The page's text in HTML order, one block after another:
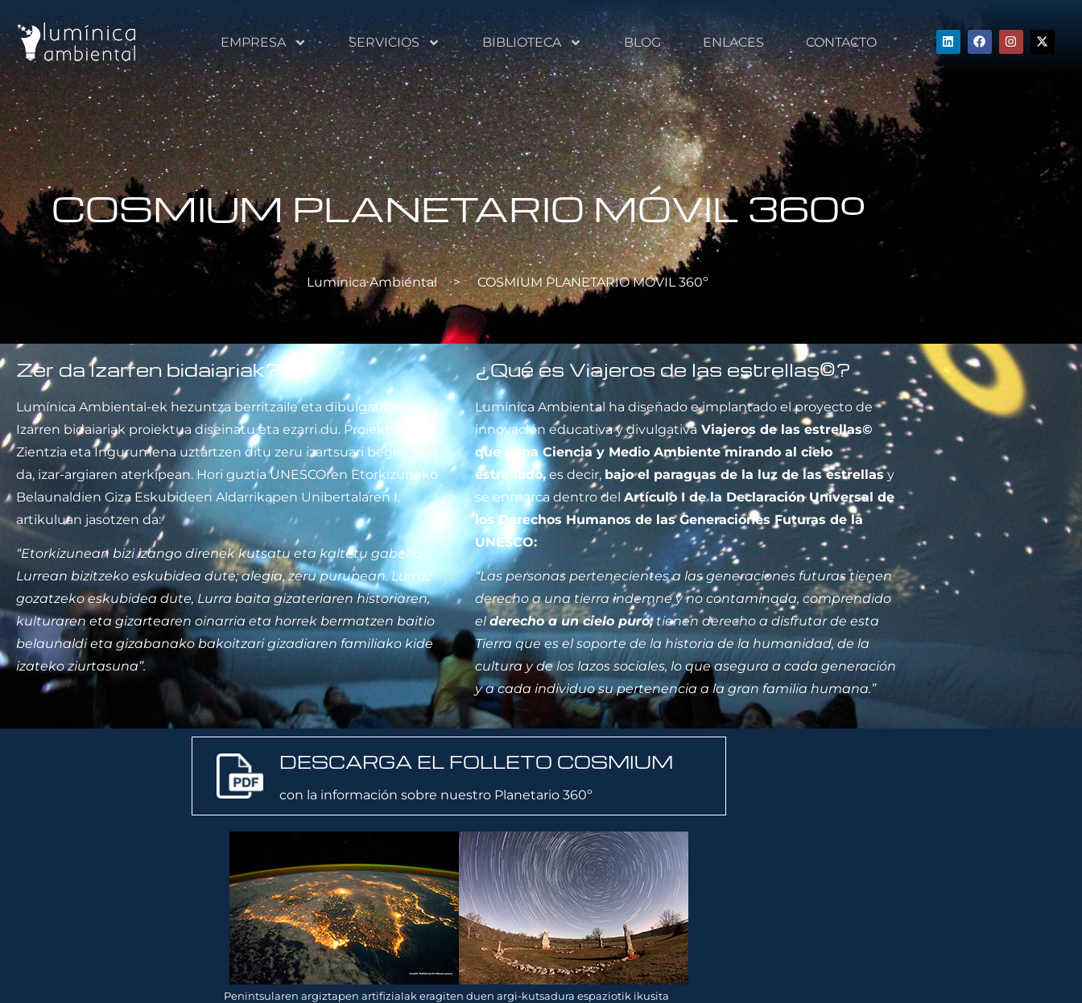
EMPRESA SERVICIOS BIBLIOTECA BLOG ENLACES CONTACTO
COSMIUM PLANETARIO MÓVIL 360º
Lumínica Ambiental > COSMIUM PLANETARIO MÓVIL 360º
Zer da Izarren bidaiariak?
Lumínica Ambiental-ek hezuntza berritzaile eta dibulgatiborako
Izarren bidaiariak proiektua diseinatu eta ezarri du. Proiektuak
Zientzia eta Ingurumena uztartzen ditu zeru izartsuari begira; hau
da, izar-argiaren aterkipean. Hori guztia UNESCOren Etorkizuneko
Belaunaldien Giza Eskubideen Aldarrikapen Unibertalaren I.
artikuluan jasotzen da:
“Etorkizunean bizi izango direnek kutsatu eta kaltetu gabeko
Lurrean bizitzeko eskubidea dute; alegia, zeru purupean. Lurraz
gozatzeko eskubidea dute, Lurra baita gizateriaren historiaren,
kulturaren eta gizartearen oinarria eta horrek bermatzen baitio
belaunaldi eta gizabanako bakoitzari gizadiaren familiako kide
izateko ziurtasuna”.
¿Qué es Viajeros de las estrellas©?
Lumínica Ambiental ha diseñado e implantado el proyecto de
innovación educativa y divulgativa Viajeros de las estrellas©
que aúna Ciencia y Medio Ambiente mirando al cielo
estrellado, es decir, bajo el paraguas de la luz de las estrellasy
se enmarca dentro del Artículo I de la Declaración Universal de
los Derechos Humanos de las Generaciones Futuras de la
UNESCO:
“Las personas pertenecientes a las generaciones futuras tienen
derecho a una tierra indemne y no contaminada, comprendido
elderecho a un cielo puro;tienen derecho a disfrutar de esta
Tierra que es el soporte de la historia de la humanidad, de la
cultura y de los lazos sociales, lo que asegura a cada generación
y a cada individuo su pertenencia a la gran familia humana.”
DESCARGA EL FOLLETO COSMIUM
con la información sobre nuestro Planetario 360º
Penintsularen argiztapen artifizialak eragiten duen argi-kutsadura espaziotik ikusita